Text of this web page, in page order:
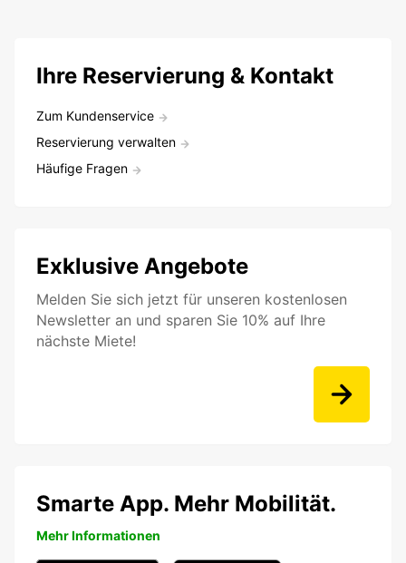
Ihre Reservierung & Kontakt
Zum Kundenservice
Reservierung verwalten
Häufige Fragen
Exklusive Angebote
Melden Sie sich jetzt für unseren kostenlosen
Newsletter an und sparen Sie 10% auf Ihre
nächste Miete!
Smarte App. Mehr Mobilität.
Mehr Informationen